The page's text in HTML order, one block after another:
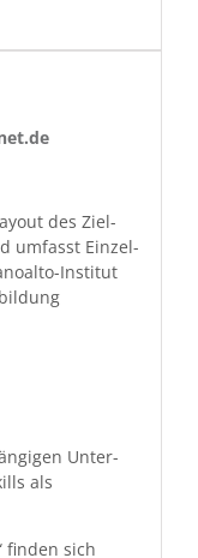
des Ziel-
umfasst Einzel­
Insti­tut
Unter­
als
find­en sich